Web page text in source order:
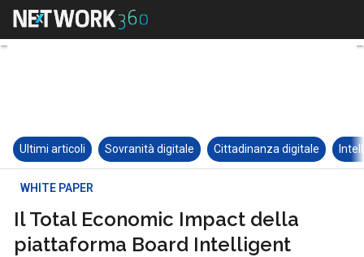
Ultimi articoli Sovranità digitale Cittadinanza digitale
WHITE PAPER
Il Total Economic Impact della
piattaforma Board Intelligent